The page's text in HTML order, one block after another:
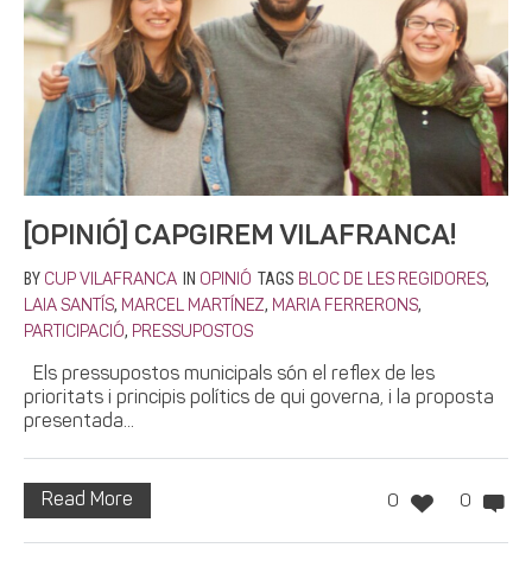
[OPINIÓ] CAPGIREM VILAFRANCA!
BY CUP VILAFRANCA IN OPINIÓ TAGS BLOC DE LES REGIDORES,
LAIA SANTÍS, MARCEL MARTÍNEZ, MARIA FERRERONS,
PARTICIPACIÓ, PRESSUPOSTOS
Els pressupostos municipals són el reflex de les
prioritats i principis polítics de qui governa, i la proposta
presentada...
0 0
Read More